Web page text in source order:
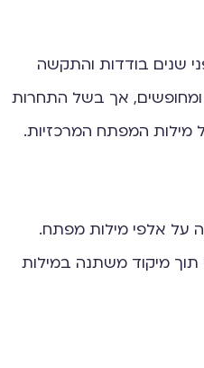
שנים בודדות והתקשה
ומחופשים, אך בשל התחרות
מילות המפתח המרכזיות.
על אלפי מילות מפתח.
מיקוד משתנה במילות